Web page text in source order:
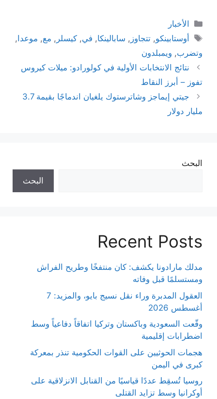
التصنيفات
الأخبار
الوسوم
أوستابينكو,تتجاوز , سابالينكا, في,كيسلر , مع, موعدا ,
وتضرب, ويمبلدون
نتائج الانتخابات الأولية في كولورادو: ميلات كيروس
تفوز – أبرز النقاط
جيتي إيماجز وشاترستوك يلغيان اندماجًا بقيمة 3.7
مليار دولار
البحث
البحث
Recent Posts
مدلك مارادونا يكشف: كان منتفخًا وطريح الفراش
ومستسلمًا قبل وفاته
العقول المدبرة وراء نقل نسيج بايو، والمزيد: 7
أغسطس 2026
وقّعت السعودية وباكستان وتركيا اتفاقاً دفاعياً وسط
اضطرابات إقليمية
هجمات الحوثيين على القوات الحكومية تنذر بمعركة
كبرى في اليمن
روسيا تُسقِط عددًا قياسيًا من القنابل الانزلاقية على
أوكرانيا وسط تزايد القتلى